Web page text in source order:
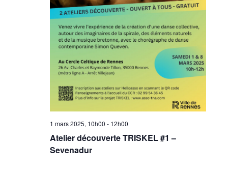
1 mars 2025, 10h00 - 12h00
Atelier découverte TRISKEL #1 –
Sevenadur